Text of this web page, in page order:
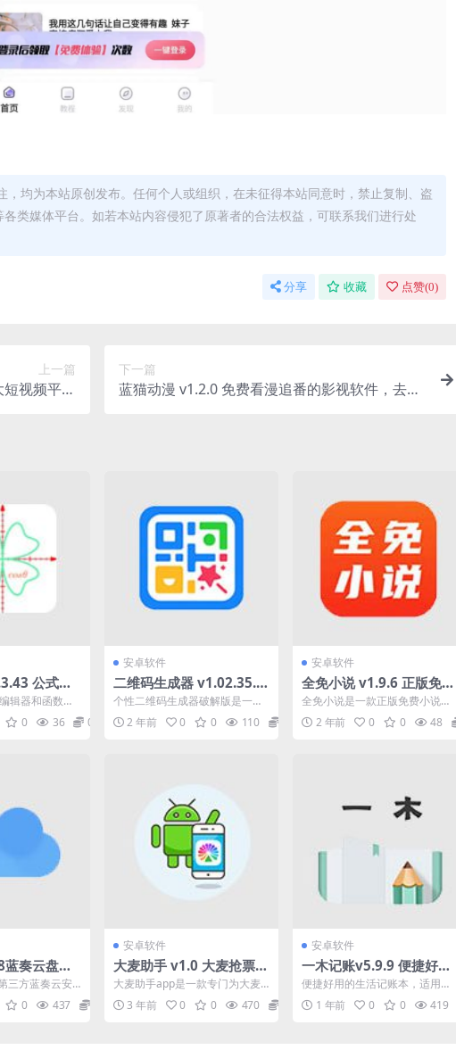
均为本站原创发布。任何个人或组织，在未征得本站同意时，禁止复制、盗
类媒体平台。如若本站内容侵犯了原著者的合法权益，可联系我们进行处
分享 收藏 点赞(0)
上一篇
视频平台
下一篇
蓝猫动漫 v1.2.0 免费看漫追番的影视软件，去广
公式编
绘制，汇
辑器和函数图
础功能。同时
，帮助使...
0 36 0
安卓软件
二维码生成器 v1.02.35.0
223 for Android 破解版
个性二维码生成器破解版是一款
非常好用的制作各种个性的二维
码的软件，甚至还能制作G...
2 年前 0 0 110
安卓软件
全免小说 v1.9.6 正版免费
小说软件，千万小说云集
全免小说是一款正版免费小说软
件。千万小说云集， 各种宠文爽
文一网打尽。光速更新小...
2 年前 0 0 48
奏云盘第
持手机上
三方蓝奏云安
持手机上传文
二维码...
0 437
安卓软件
大麦助手 v1.0 大麦抢票助
手，免卡密激活版
大麦助手app是一款专门为大麦a
pp开发的一款抢票软件,大麦抢票
助手应用程序的实...
3 年前 0 0 470
安卓软件
一木记账v5.9.9 便捷好用
的生活记账本，解锁会员
版
便捷好用的生活记账本，适用于
旅游记账，旅行记账，生意记
账，学生记账，学生账本，亲...
1 年前 0 0 419